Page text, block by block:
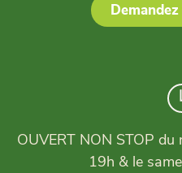
OUVERT NON STOP
19h & le